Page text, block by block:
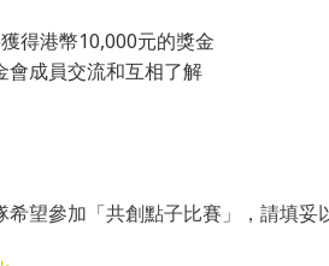
得港幣10,000元的獎金
會成員交流和互相了解
望參加「共創點子比賽」，請填妥